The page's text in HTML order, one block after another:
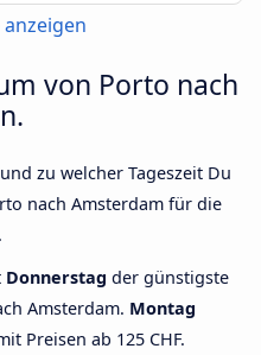
von Porto nach
zu welcher Tageszeit Du
nach Amsterdam für die
Donnerstag der günstigste
Amsterdam. Montag
Preisen ab 125 CHF.